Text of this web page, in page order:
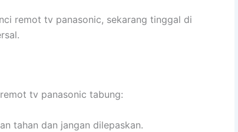
remot tv panasonic, sekarang tinggal di
tv panasonic tabung:
tahan dan jangan dilepaskan.